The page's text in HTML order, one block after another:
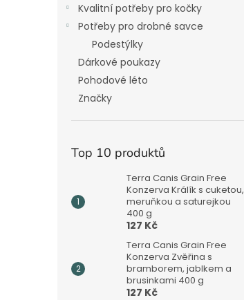
Kvalitní potřeby pro kočky
Potřeby pro drobné savce
Podestýlky
Dárkové poukazy
Pohodové léto
Značky
Top 10 produktů
Terra Canis Grain Free
Konzerva Králík s cuketou,
meruňkou a saturejkou
400 g
127 Kč
Terra Canis Grain Free
Konzerva Zvěřina s
bramborem, jablkem a
brusinkami 400 g
127 Kč